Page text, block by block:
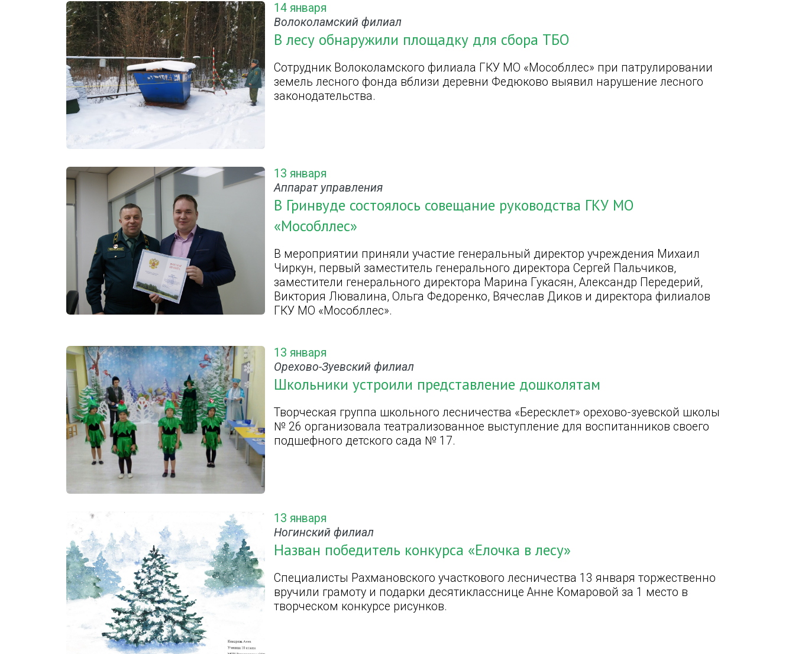
14 января
Волоколамский филиал
В лесу обнаружили площадку для сбора ТБО
Сотрудник Волоколамского филиала ГКУ МО «Мособллес» при патрулировании
земель лесного фонда вблизи деревни Федюково выявил нарушение лесного
законодательства.
13 января
Аппарат управления
В Гринвуде состоялось совещание руководства ГКУ МО
«Мособллес»
В мероприятии приняли участие генеральный директор учреждения Михаил
Чиркун, первый заместитель генерального директора Сергей Пальчиков,
заместители генерального директора Марина Гукасян, Александр Передерий,
Виктория Лювалина, Ольга Федоренко, Вячеслав Диков и директора филиалов
ГКУ МО «Мособллес».
13 января
Орехово-Зуевский филиал
Школьники устроили представление дошколятам
Творческая группа школьного лесничества «Бересклет» орехово-зуевской школы
№ 26 организовала театрализованное выступление для воспитанников своего
подшефного детского сада № 17.
13 января
Ногинский филиал
Назван победитель конкурса «Елочка в лесу»
Специалисты Рахмановского участкового лесничества 13 января торжественно
вручили грамоту и подарки десятикласснице Анне Комаровой за 1 место в
творческом конкурсе рисунков.